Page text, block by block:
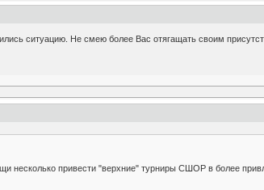
ситуацию. Не смею более Вас отягащать своим
несколько привести "верхние" турниры СШОР в более